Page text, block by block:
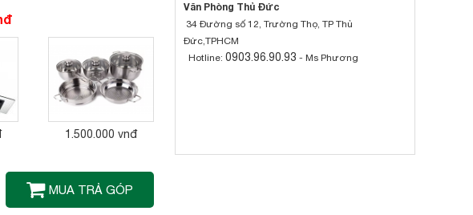
1.500.000 vnđ
MUA TRẢ GÓP
Văn Phòng Thủ Đức
34 Đường số 12, Trường Thọ, TP Thủ
Đức,TPHCM
Hotline: 0903.96.90.93 - Ms Phương